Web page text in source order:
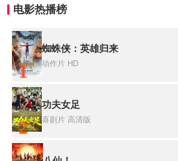
电影热播榜
1
蜘蛛侠：英雄归来
动作片 HD
2
功夫女足
喜剧片 高清版